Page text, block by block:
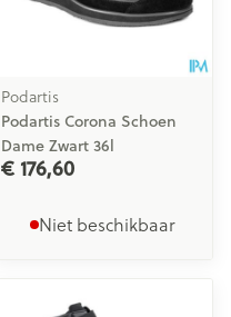
Podartis
Podartis Corona Schoen
Dame Zwart 36l
€ 176,60
Niet beschikbaar